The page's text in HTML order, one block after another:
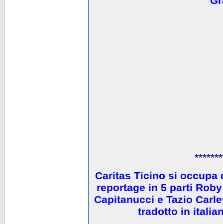
Caritas Ticino si occupa
reportage in 5 parti
Capitanucci e Tazio
tradotto in